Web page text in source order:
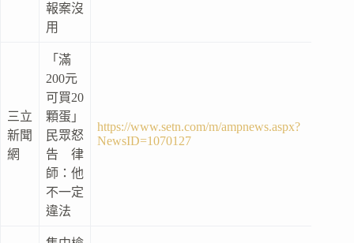
報案沒
用
三立
新聞
網
「滿
200元
可買20
顆蛋」
民眾怒
告 律
師：他
不一定
違法
https://www.setn.com/m/ampnews.aspx?
NewsID=1070127